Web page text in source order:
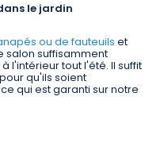
le jardin
ou de fauteuils et
salon suffisamment
l'intérieur tout l'été. Il suffit
qu'ils soient
qui est garanti sur notre